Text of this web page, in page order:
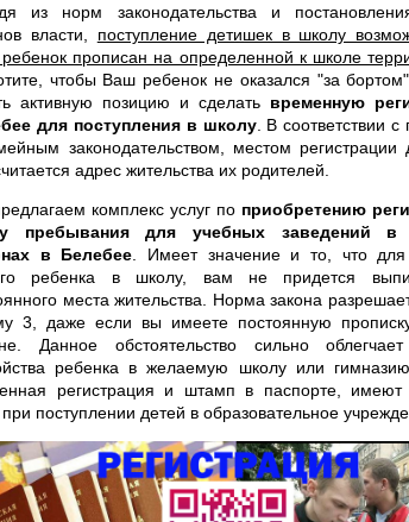
из норм законодательства и
власти, поступление детишек в школу
прописан на определенной к школе
чтобы Ваш ребенок не оказался "за
активную позицию и сделать временную
для поступления в школу. В соответствии с
законодательством, местом
адрес жительства их родителей.
комплекс услуг по приобретению
пребывания для учебных заведений в
в Белебее . Имеет значение и то, что для
ребенка в школу, вам не придется
места жительства. Норма закона
3, даже если вы имеете постоянную
Данное обстоятельство сильно
ребенка в желаемую школу или
регистрация и штамп в паспорте, имеют
поступлении детей в образовательное